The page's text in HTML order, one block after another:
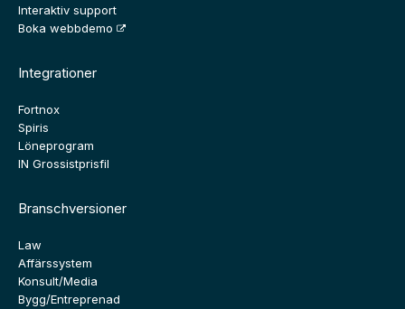
Interaktiv support
Boka webbdemo
Integrationer
Fortnox
Spiris
Löneprogram
IN Grossistprisfil
Branschversioner
Law
Affärssystem
Konsult/Media
Bygg/Entreprenad